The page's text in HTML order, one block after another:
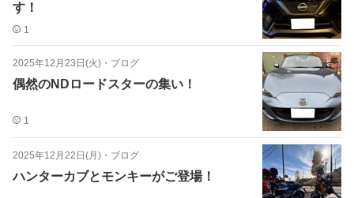
す！
1
2025年12月23日(火) ・ ブログ
偶然のNDロードスターの集い！
1
2025年12月22日(月) ・ ブログ
ハンターカブとモンキーがご登場！